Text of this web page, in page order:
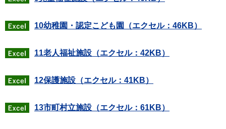
10幼稚園・認定こども園（エクセル：46KB）
11老人福祉施設（エクセル：42KB）
12保護施設（エクセル：41KB）
13市町村立施設（エクセル：61KB）